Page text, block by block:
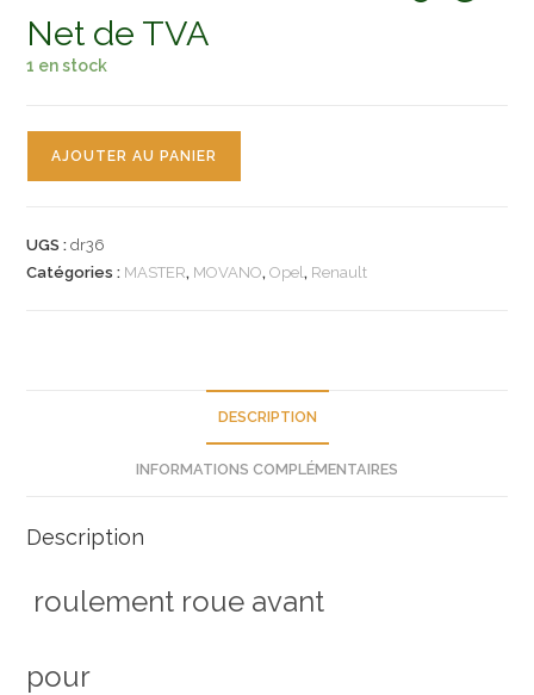
Net de TVA
1 en stock
roue
AJOUTER AU PANIER
UGS :dr36
Catégories : MASTER, MOVANO,Opel, Renault
DESCRIPTION
INFORMATIONS COMPLÉMENTAIRES
Description
roulement roue avant
pour